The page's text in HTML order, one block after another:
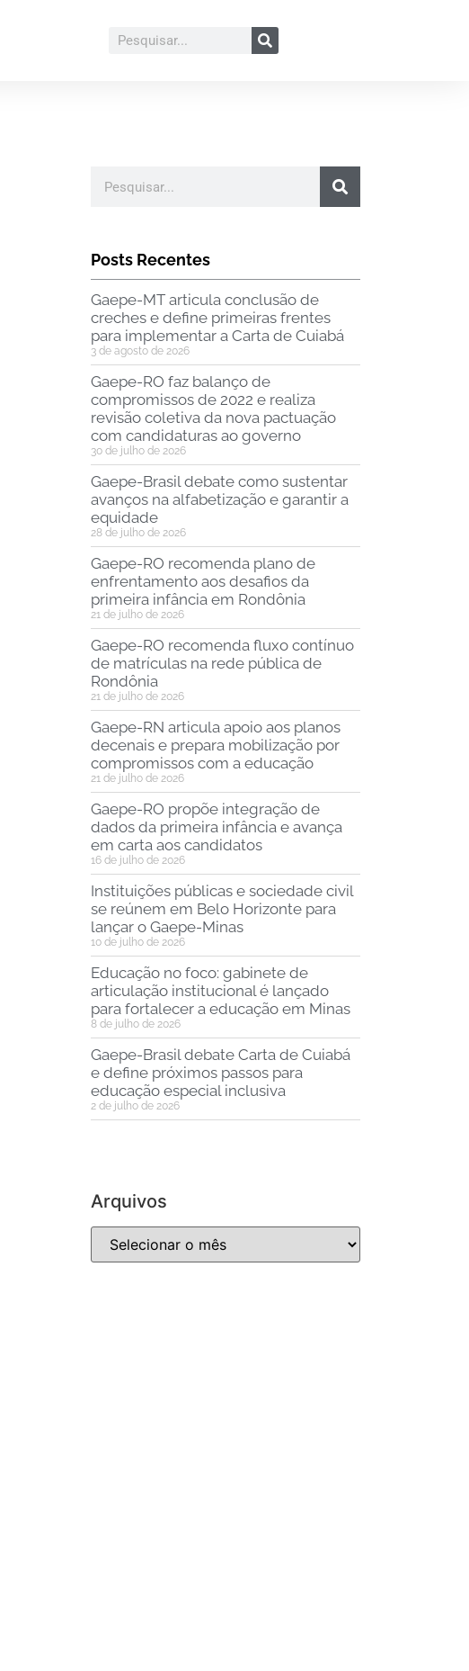
Posts Recentes
Gaepe-MT articula conclusão de
creches e define primeiras frentes
para implementar a Carta de Cuiabá
3 de agosto de 2026
Gaepe-RO faz balanço de
compromissos de 2022 e realiza
revisão coletiva da nova pactuação
com candidaturas ao governo
30 de julho de 2026
Gaepe-Brasil debate como sustentar
avanços na alfabetização e garantir a
equidade
28 de julho de 2026
Gaepe-RO recomenda plano de
enfrentamento aos desafios da
primeira infância em Rondônia
21 de julho de 2026
Gaepe-RO recomenda fluxo contínuo
de matrículas na rede pública de
Rondônia
21 de julho de 2026
Gaepe-RN articula apoio aos planos
decenais e prepara mobilização por
compromissos com a educação
21 de julho de 2026
Gaepe-RO propõe integração de
dados da primeira infância e avança
em carta aos candidatos
16 de julho de 2026
Instituições públicas e sociedade civil
se reúnem em Belo Horizonte para
lançar o Gaepe-Minas
10 de julho de 2026
Educação no foco: gabinete de
articulação institucional é lançado
para fortalecer a educação em Minas
8 de julho de 2026
Gaepe-Brasil debate Carta de Cuiabá
e define próximos passos para
educação especial inclusiva
2 de julho de 2026
Arquivos